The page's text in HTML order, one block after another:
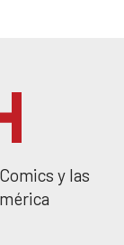
y las